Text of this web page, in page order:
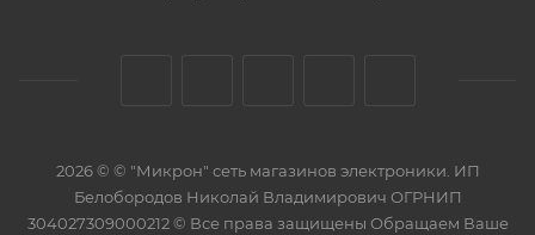
2026 © © "Микрон" сеть магазинов электроники. ИП
Белобородов Николай Владимирович ОГРНИП
304027309000212 © Все права защищены Обращаем Ваше